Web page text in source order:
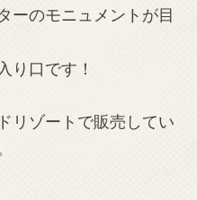
ーのモニュメントが目
り口です！
リゾートで販売してい